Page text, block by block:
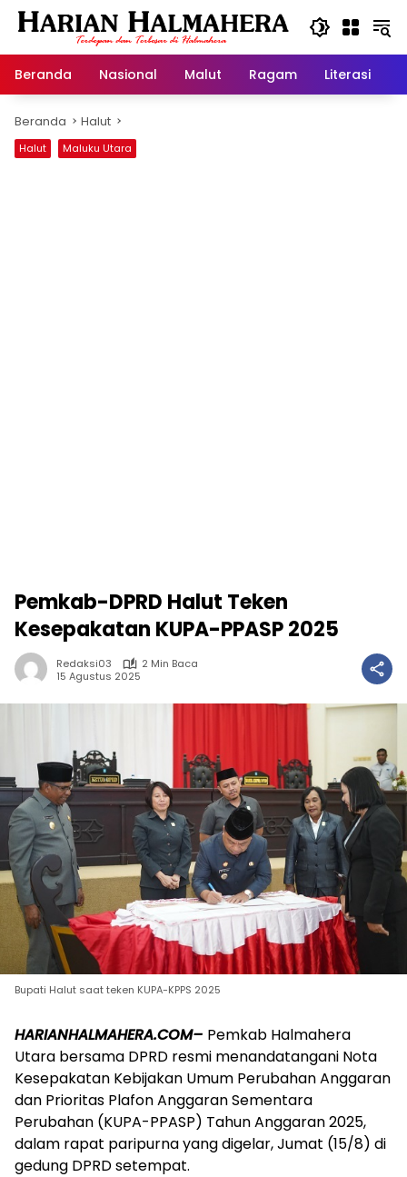
Langsung
Beranda
Nasional Malut Ragam Literasi
Beranda Halut
Halut Maluku Utara
Pemkab-DPRD Halut Teken
Kesepakatan KUPA-PPASP 2025
Redaksi03
2 Min Baca
15 Agustus 2025
Bupati Halut saat teken KUPA-KPPS 2025
HARIANHALMAHERA.COM– Pemkab Halmahera
Utara bersama DPRD resmi menandatangani Nota
Kesepakatan Kebijakan Umum Perubahan Anggaran
dan Prioritas Plafon Anggaran Sementara
Perubahan (KUPA-PPASP) Tahun Anggaran 2025,
dalam rapat paripurna yang digelar, Jumat (15/8) di
gedung DPRD setempat.